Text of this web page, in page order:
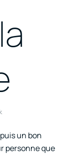
un bon
personne que